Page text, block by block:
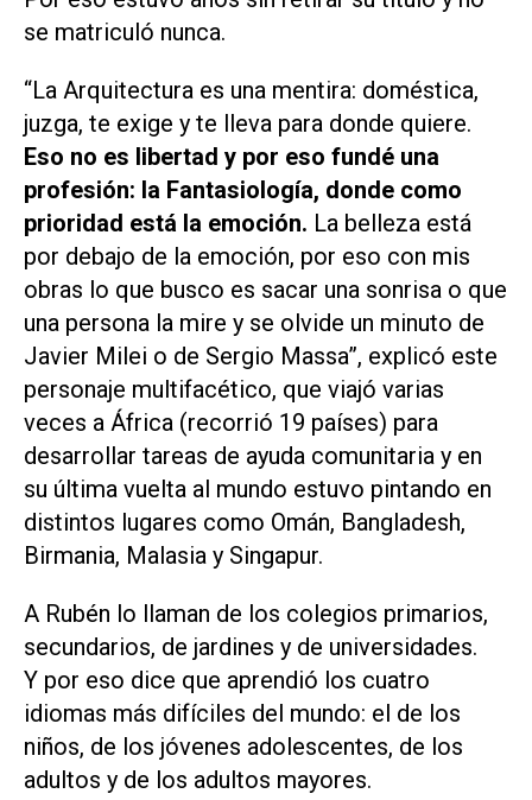
se matriculó nunca.
“La Arquitectura es una mentira: doméstica,
juzga, te exige y te lleva para donde quiere.
Eso no es libertad y por eso fundé una
profesión: la Fantasiología, donde como
prioridad está la emoción. La belleza está
por debajo de la emoción, por eso con mis
obras lo que busco es sacar una sonrisa o que
una persona la mire y se olvide un minuto de
Javier Milei o de Sergio Massa”, explicó este
personaje multifacético, que viajó varias
veces a África (recorrió 19 países) para
desarrollar tareas de ayuda comunitaria y en
su última vuelta al mundo estuvo pintando en
distintos lugares como Omán, Bangladesh,
Birmania, Malasia y Singapur.
A Rubén lo llaman de los colegios primarios,
secundarios, de jardines y de universidades.
Y por eso dice que aprendió los cuatro
idiomas más difíciles del mundo: el de los
niños, de los jóvenes adolescentes, de los
adultos y de los adultos mayores.